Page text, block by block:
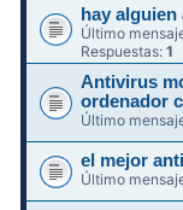
hay
Último
Respuestas:1
Antivirus
ordenador
Último
el mejor
Último